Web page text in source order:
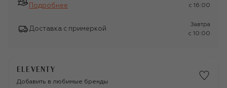
Подробнее
c 16:00
Доставка с примеркой
Завтра
c 10:00
ELEVENTY
Добавить в любимые бренды